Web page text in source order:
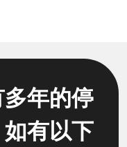
多年的停
有以下